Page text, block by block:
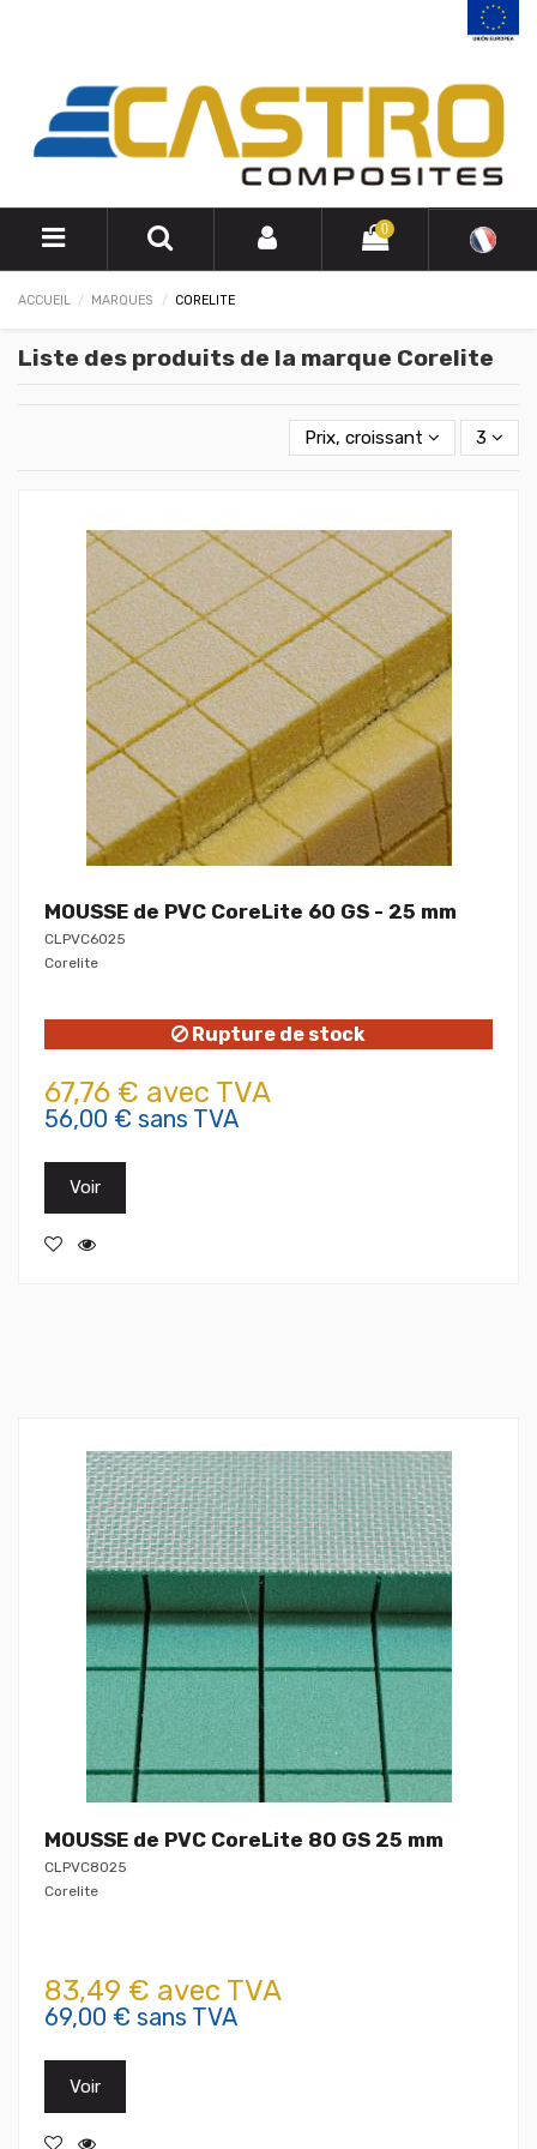
0
ACCUEIL MARQUES CORELITE
Liste des produits de la marque Corelite
Prix, croissant 3
MOUSSE de PVC CoreLite 60 GS - 25 mm
CLPVC6025
Corelite
Rupture de stock
67,76 € avec TVA
56,00 € sans TVA
Voir
MOUSSE de PVC CoreLite 80 GS 25 mm
CLPVC8025
Corelite
83,49 € avec TVA
69,00 € sans TVA
Voir